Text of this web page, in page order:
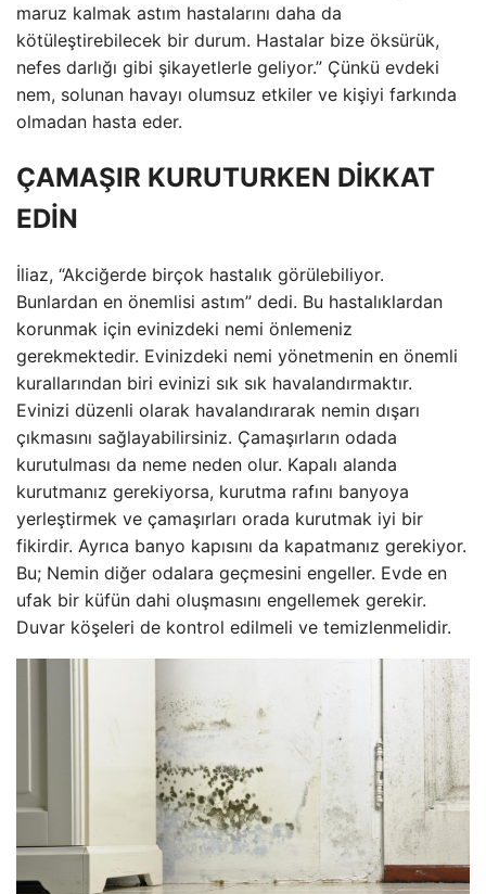
maruz kalmak astım hastalarını daha da
kötüleştirebilecek bir durum. Hastalar bize öksürük,
nefes darlığı gibi şikayetlerle geliyor.” Çünkü evdeki
nem, solunan havayı olumsuz etkiler ve kişiyi farkında
olmadan hasta eder.
ÇAMAŞIR KURUTURKEN DİKKAT
EDİN
İliaz, “Akciğerde birçok hastalık görülebiliyor.
Bunlardan en önemlisi astım” dedi. Bu hastalıklardan
korunmak için evinizdeki nemi önlemeniz
gerekmektedir. Evinizdeki nemi yönetmenin en önemli
kurallarından biri evinizi sık sık havalandırmaktır.
Evinizi düzenli olarak havalandırarak nemin dışarı
çıkmasını sağlayabilirsiniz. Çamaşırların odada
kurutulması da neme neden olur. Kapalı alanda
kurutmanız gerekiyorsa, kurutma rafını banyoya
yerleştirmek ve çamaşırları orada kurutmak iyi bir
fikirdir. Ayrıca banyo kapısını da kapatmanız gerekiyor.
Bu; Nemin diğer odalara geçmesini engeller. Evde en
ufak bir küfün dahi oluşmasını engellemek gerekir.
Duvar köşeleri de kontrol edilmeli ve temizlenmelidir.